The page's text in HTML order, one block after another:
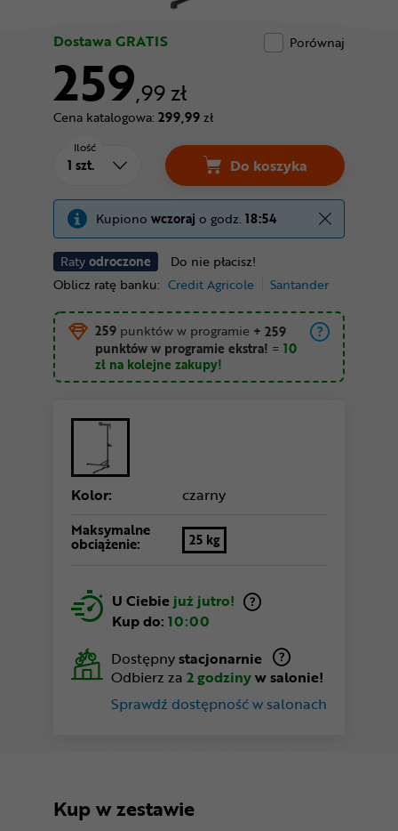
Dostawa GRATIS Porównaj
259,99 zł
Cena katalogowa: 299,99zł
Ratyodroczone
Do nie płacisz!
Oblicz ratę banku: Credit Agricole Santander
Ilość
Do koszyka
Kupiono wczoraj o godz. 18:54
259 punktów w programie + 259
punktów w programie ekstra! = 10
zł na kolejne zakupy!
Kolor: czarny
Maksymalne
obciążenie: 25 kg
U Ciebie już jutro!
Kup do: 10:00
Dostępnystacjonarnie
Odbierz za 2 godzinyw salonie!
Sprawdź dostępność w salonach
Kup w zestawie